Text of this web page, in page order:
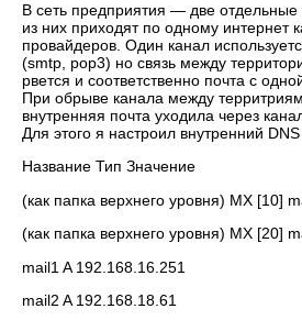
В сеть предприятия — две отдельные
из них приходят по одному интернет
провайдеров. Один канал
(smtp, pop3) но связь между
рвется и соответственно почта с
При обрыве канала между
внутренняя почта уходила через
Для этого я настроил внутренний
Название Тип Значение
(как папка верхнего уровня) MX [10]
(как папка верхнего уровня) MX [20]
mail1 A 192.168.16.251
mail2 A 192.168.18.61